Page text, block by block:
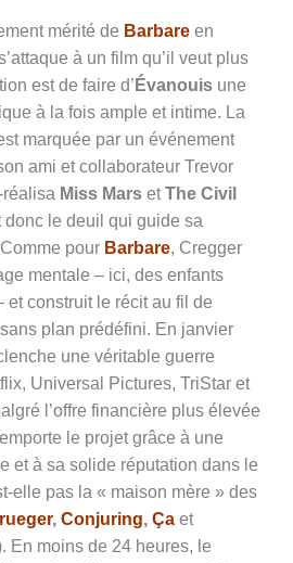
mérité de Barbare en
à un film qu’il veut plus
est de faire d’ Évanouis une
à la fois ample et intime. La
marquée par un événement
ami et collaborateur Trevor
réalisa Miss Mars etThe Civil
donc le deuil qui guide sa
pour Barbare, Cregger
mentale – ici, des enfants
et construit le récit au fil de
sans plan prédéfini. En janvier
une véritable guerre
Universal Pictures, TriStar et
l’offre financière plus élevée
le projet grâce à une
et à sa solide réputation dans le
elle pas la « maison mère » des
, Conjuring, Ça et
En moins de 24 heures, le